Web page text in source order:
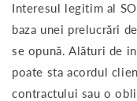
Interesul legitim al
baza unei prelucrări
se opună. Alături de
poate sta acordul
contractului sau o